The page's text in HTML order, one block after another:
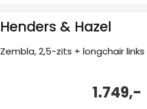
Henders & Hazel
Zembla, 2,5-zits + longchair links
1.749,-